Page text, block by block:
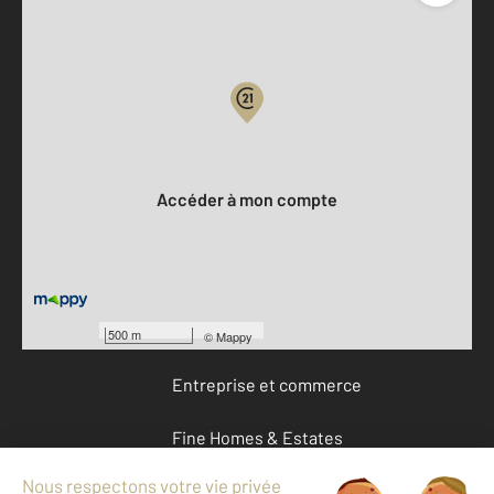
500 m ©Mappy
Accéder à mon compte
Devenir franchisé
Entreprise et commerce
Fine Homes & Estates